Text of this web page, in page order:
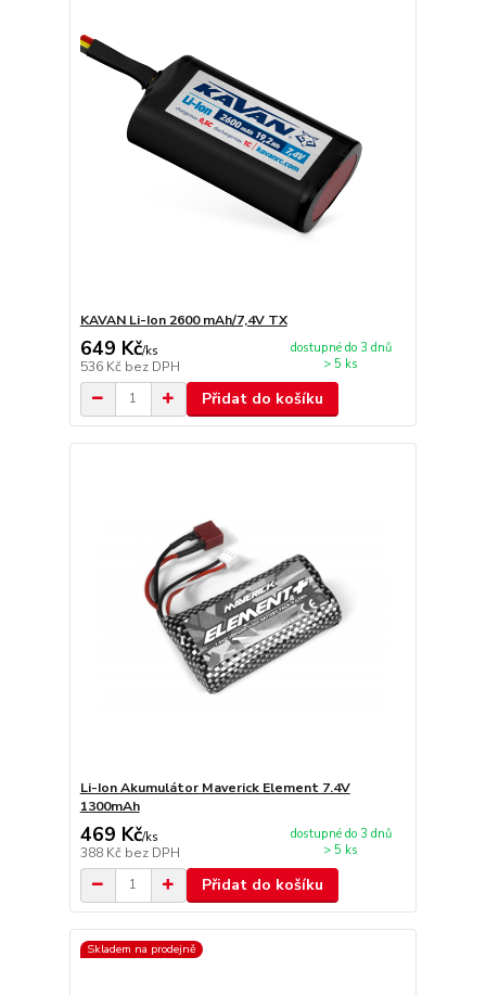
KAVAN Li-Ion 2600 mAh/7,4V TX
649 Kč/ks
536 Kč bez DPH
dostupné do 3 dnů
> 5 ks
Přidat do košíku
Li-Ion Akumulátor Maverick Element 7.4V
1300mAh
469 Kč/ks
388 Kč bez DPH
dostupné do 3 dnů
> 5 ks
Přidat do košíku
Skladem na prodejně